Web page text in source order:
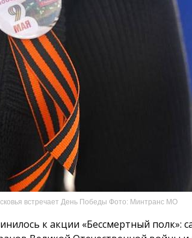
встречает День Победы Фото: Минтранс МО
к акции «Бессмертный полк»: